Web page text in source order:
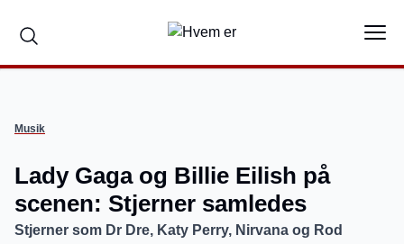
Musik
Lady Gaga og Billie Eilish på
scenen: Stjerner samledes
Stjerner som Dr Dre, Katy Perry, Nirvana og Rod